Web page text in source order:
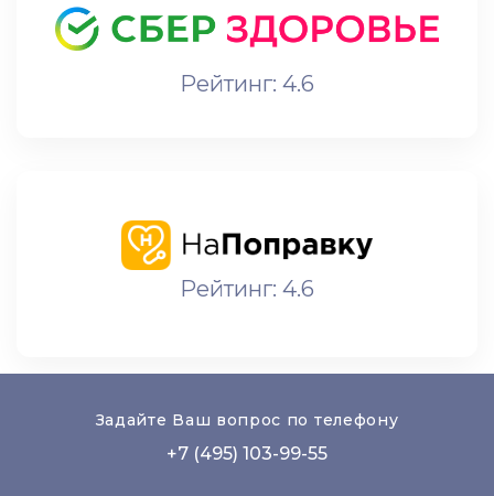
Рейтинг: 4.6
Рейтинг: 4.6
Задайте Ваш вопрос по телефону
+7 (495) 103-99-55